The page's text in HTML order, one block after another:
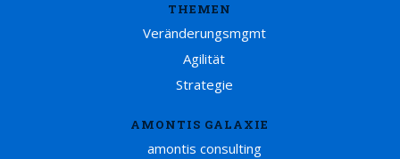
THEMEN
Veränderungsmgmt
Agilität
Strategie
AMONTIS GALAXIE
amontis consulting